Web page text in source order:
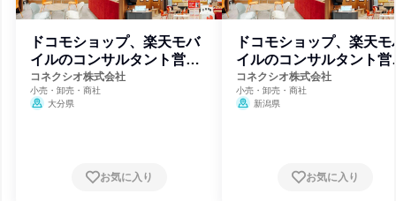
ドコモショップ、楽天モバ
イルのコンサルタント営業
(接客販売)
コネクシオ株式会社
小売・卸売・商社
大分県
お気に入り
ドコモショップ、楽天モ
イルのコンサルタント営
(接客販売)
コネクシオ株式会社
小売・卸売・商社
新潟県
お気に入り